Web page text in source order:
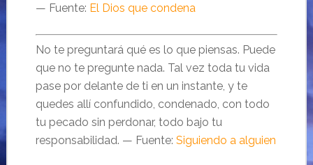
— Fuente: El Dios que condena
No te preguntará qué es lo que piensas. Puede
que no te pregunte nada. Tal vez toda tu vida
pase por delante de ti en un instante, y te
quedes allí confundido, condenado, con todo
tu pecado sin perdonar, todo bajo tu
responsabilidad. — Fuente: Siguiendo a alguien